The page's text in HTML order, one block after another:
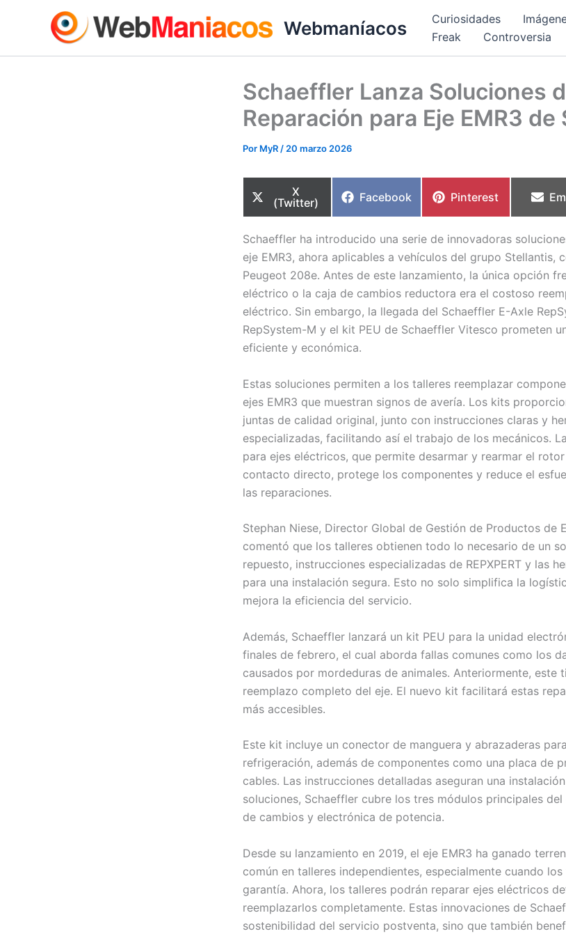
Webmaníacos Curiosidades
Freak
Controversia
Schaeffler Lanza Soluciones
Reparación para Eje EMR3
Por MyR / 20 marzo 2026
Compartir
en
X
(Twitter)
Compartir
Facebook
Compartir
Pinterest
Schaeffler ha introducido una serie de innovadoras
eje EMR3, ahora aplicables a vehículos del grupo Stellantis,
Peugeot 208e. Antes de este lanzamiento, la única opción
eléctrico o la caja de cambios reductora era el costoso
eléctrico. Sin embargo, la llegada del Schaeffler E-Axle
RepSystem-M y el kit PEU de Schaeffler Vitesco prometen
eficiente y económica.
Estas soluciones permiten a los talleres reemplazar
ejes EMR3 que muestran signos de avería. Los kits
juntas de calidad original, junto con instrucciones claras y
especializadas, facilitando así el trabajo de los mecánicos.
para ejes eléctricos, que permite desarmar y rearmar el
contacto directo, protege los componentes y reduce el
las reparaciones.
Stephan Niese, Director Global de Gestión de Productos de
comentó que los talleres obtienen todo lo necesario de un
repuesto, instrucciones especializadas de REPXPERT y las
para una instalación segura. Esto no solo simplifica la
mejora la eficiencia del servicio.
Además, Schaeffler lanzará un kit PEU para la unidad
finales de febrero, el cual aborda fallas comunes como los
causados por mordeduras de animales. Anteriormente, este
reemplazo completo del eje. El nuevo kit facilitará estas
más accesibles.
Este kit incluye un conector de manguera y abrazaderas
refrigeración, además de componentes como una placa de
cables. Las instrucciones detalladas aseguran una
soluciones, Schaeffler cubre los tres módulos principales del
de cambios y electrónica de potencia.
Desde su lanzamiento en 2019, el eje EMR3 ha ganado
común en talleres independientes, especialmente cuando
garantía. Ahora, los talleres podrán reparar ejes eléctricos
reemplazarlos completamente. Estas innovaciones de
sostenibilidad del servicio postventa, sino que también